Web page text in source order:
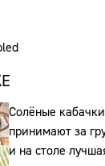
Солёные
принимают за
и на столе